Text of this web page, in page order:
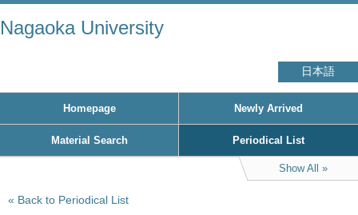
Nagaoka University
日本語
Homepage Newly Arrived
Material Search Periodical List
Show All
Back to Periodical List